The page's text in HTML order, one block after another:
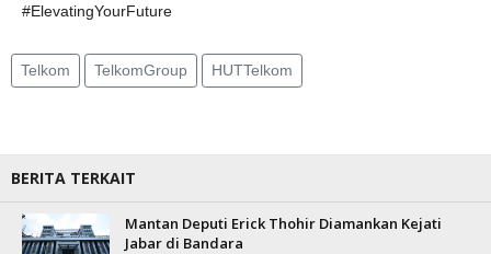
#ElevatingYourFuture
Telkom TelkomGroup HUTTelkom
BERITA TERKAIT
Mantan Deputi Erick Thohir Diamankan Kejati
Jabar di Bandara